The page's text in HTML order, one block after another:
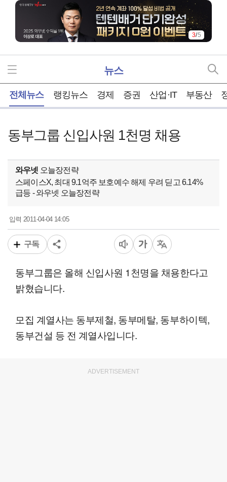
3/5
뉴스
전체뉴스 랭킹뉴스 경제 증권 산업·IT 부동산
동부그룹 신입사원 1천명 채용
와우넷 오늘장전략
스페이스X, 최대 9.1억주 보호예수 해제 우려 딛고 6.14%
급등 - 와우넷 오늘장전략
입력2011-04-04 14:05
구독
동부그룹은 올해 신입사원 1천명을 채용한다고
밝혔습니다.
모집 계열사는 동부제철, 동부메탈, 동부하이텍,
동부건설 등 전 계열사입니다.
ADVERTISEMENT